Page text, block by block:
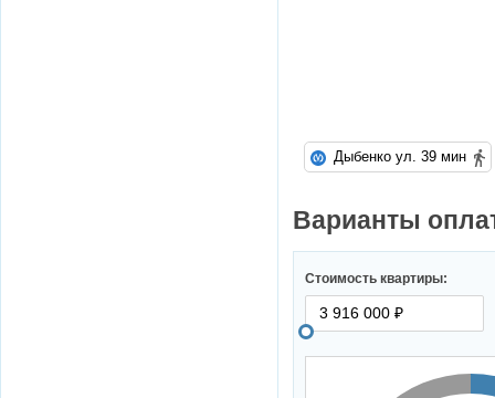
Дыбенко ул. 39 мин
Варианты
Стоимость квартиры: